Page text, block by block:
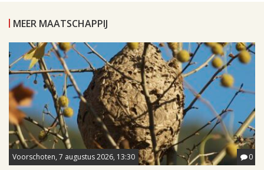
MEER MAATSCHAPPIJ
Voorschoten, 7 augustus 2026, 13:30 0